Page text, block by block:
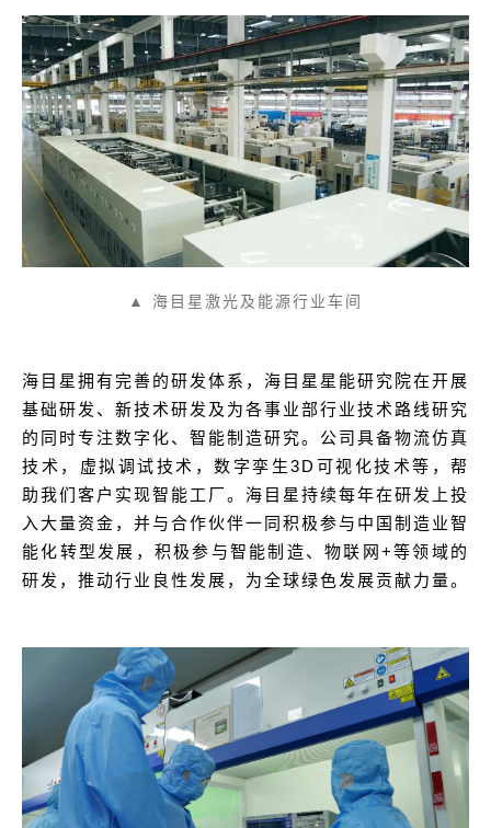
▲ 海目星激光及能源行业车间
海目星拥有完善的研发体系，海目星星能研究院在开展
基础研发、新技术研发及为各事业部行业技术路线研究
的同时专注数字化、智能制造研究。公司具备物流仿真
技术，虚拟调试技术，数字孪生3D可视化技术等，帮
助我们客户实现智能工厂。海目星持续每年在研发上投
入大量资金，并与合作伙伴一同积极参与中国制造业智
能化转型发展，积极参与智能制造、物联网+等领域的
研发，推动行业良性发展，为全球绿色发展贡献力量。